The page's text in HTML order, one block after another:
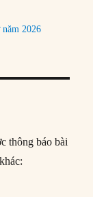
2026
thông báo bài